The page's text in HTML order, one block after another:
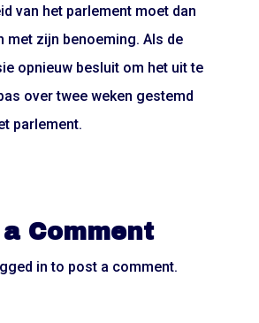
van het parlement moet dan
met zijn benoeming. Als de
opnieuw besluit om het uit te
over twee weken gestemd
parlement.
Comment
in to post a comment.